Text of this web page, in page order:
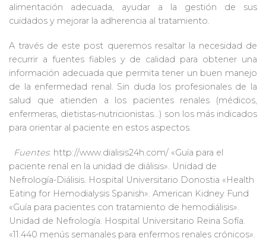
alimentación adecuada, ayudar a la gestión de sus
cuidados y mejorar la adherencia al tratamiento.
A través de este post queremos resaltar la necesidad de
recurrir a fuentes fiables y de calidad para obtener una
información adecuada que permita tener un buen manejo
de la enfermedad renal. Sin duda los profesionales de la
salud que atienden a los pacientes renales (médicos,
enfermeras, dietistas-nutricionistas…) son los más indicados
para orientar al paciente en estos aspectos.
Fuentes: http://www.dialisis24h.com/ «Guía para el
paciente renal en la unidad de diálisis». Unidad de
Nefrología-Diálisis. Hospital Universitario Donostia «Health
Eating for Hemodialysis Spanish». American Kidney Fund
«Guía para pacientes con tratamiento de hemodiálisis».
Unidad de Nefrología. Hospital Universitario Reina Sofía.
«11.440 menús semanales para enfermos renales crónicos».